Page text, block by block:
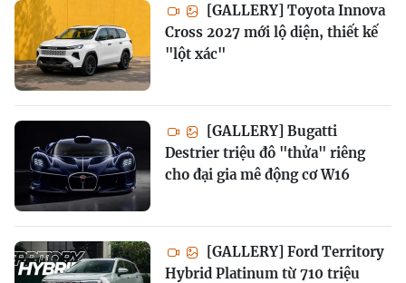
[GALLERY] Toyota Innova
Cross 2027 mới lộ diện, thiết kế
"lột xác"
[GALLERY] Bugatti
Destrier triệu đô "thửa" riêng
cho đại gia mê động cơ W16
[GALLERY] Ford Territory
Hybrid Platinum từ 710 triệu